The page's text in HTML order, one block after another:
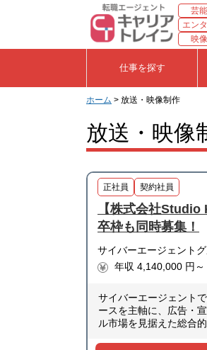
芸能
エン
映像
仕事を探す
ホーム > 放送・映像制作
放送・映像
正社員 契約社員
【株式会社
卒枠も同時募集！
サイバーエージェントグ
年収 4,140,000 円～
サイバーエージェント
ースを主軸に、広告・
ル市場を見据えた総合